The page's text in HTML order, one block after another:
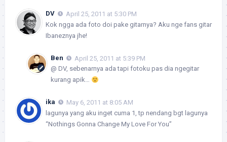
DV
April 25, 2011 at 5:30 PM
Kok ngga ada foto doi pake gitarnya? Aku nge fans gitar
Ibaneznya jhe!
Ben
April 25, 2011 at 5:39 PM
@ DV, sebenarnya ada tapi fotoku pas dia ngegitar
kurang apik…
ika
May 6, 2011 at 8:05 AM
lagunya yang aku inget cuma 1, tp nendang bgt lagunya
“Nothings Gonna Change My Love For You”